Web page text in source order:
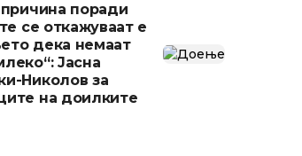
причина поради
се откажуваат е
дека немаат
Јасна
Николов за
на доилките